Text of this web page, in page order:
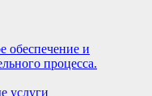
обеспечение и
процесса.
услуги